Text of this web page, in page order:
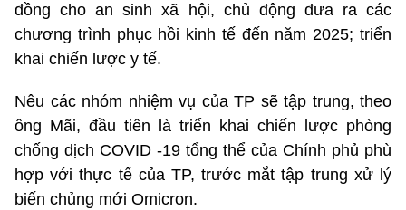
đồng cho an sinh xã hội, chủ động đưa ra các
chương trình phục hồi kinh tế đến năm 2025; triển
khai chiến lược y tế.
Nêu các nhóm nhiệm vụ của TP sẽ tập trung, theo
ông Mãi, đầu tiên là triển khai chiến lược phòng
chống dịch COVID -19 tổng thể của Chính phủ phù
hợp với thực tế của TP, trước mắt tập trung xử lý
biến chủng mới Omicron.